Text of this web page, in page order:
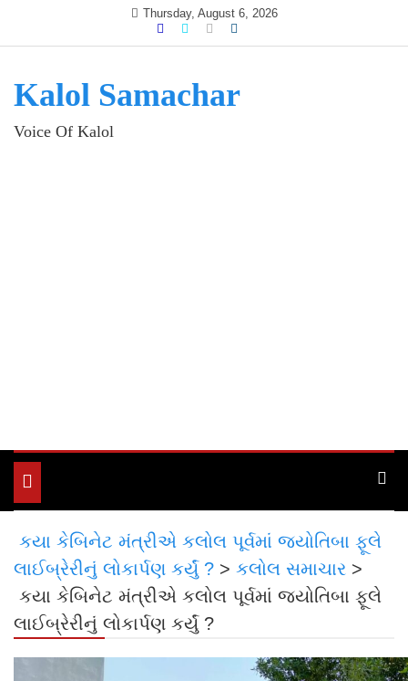
Thursday, August 6, 2026
Kalol Samachar
Voice Of Kalol
Toggle
navigation
કયા કેબિનેટ મંત્રીએ કલોલ પૂર્વમાં જ્યોતિબા ફૂલે
લાઈબ્રેરીનું લોકાર્પણ કર્યું ? > કલોલ સમાચાર >
કયા કેબિનેટ મંત્રીએ કલોલ પૂર્વમાં જ્યોતિબા ફૂલે
લાઈબ્રેરીનું લોકાર્પણ કર્યું ?